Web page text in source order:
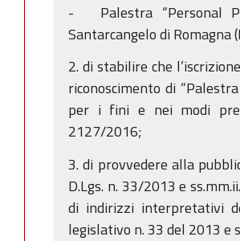
- Palestra “Personal
Santarcangelo di Romagna
2. di stabilire che
riconoscimento di
per i fini e nei modi
2127/2016;
3. di provvedere alla
D.Lgs. n. 33/2013 e
di indirizzi interpretativi
legislativo n. 33 del 2013 e